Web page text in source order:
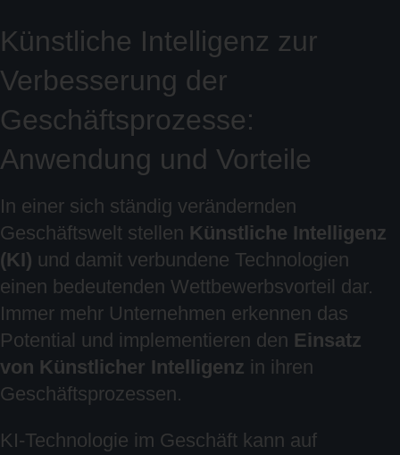
Künstliche Intelligenz zur
Verbesserung der
Geschäftsprozesse:
Anwendung und Vorteile
In einer sich ständig verändernden
Geschäftswelt stellen Künstliche Intelligenz
(KI) und damit verbundene Technologien
einen bedeutenden Wettbewerbsvorteil dar.
Immer mehr Unternehmen erkennen das
Potential und implementieren den Einsatz
von Künstlicher Intelligenz in ihren
Geschäftsprozessen.
KI-Technologie im Geschäft kann auf